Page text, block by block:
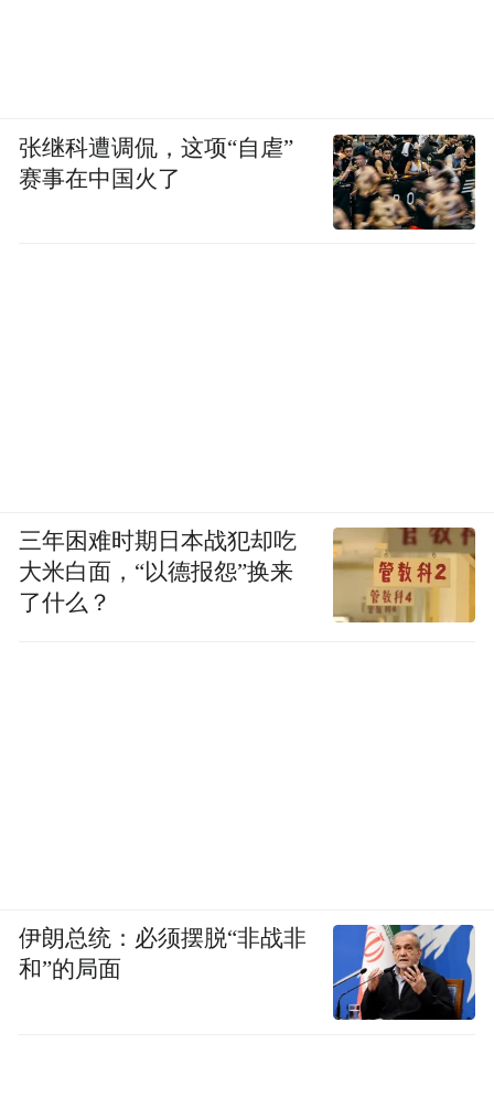
张继科遭调侃，这项“自虐”
赛事在中国火了
三年困难时期日本战犯却吃
大米白面，“以德报怨”换来
了什么？
伊朗总统：必须摆脱“非战非
和”的局面